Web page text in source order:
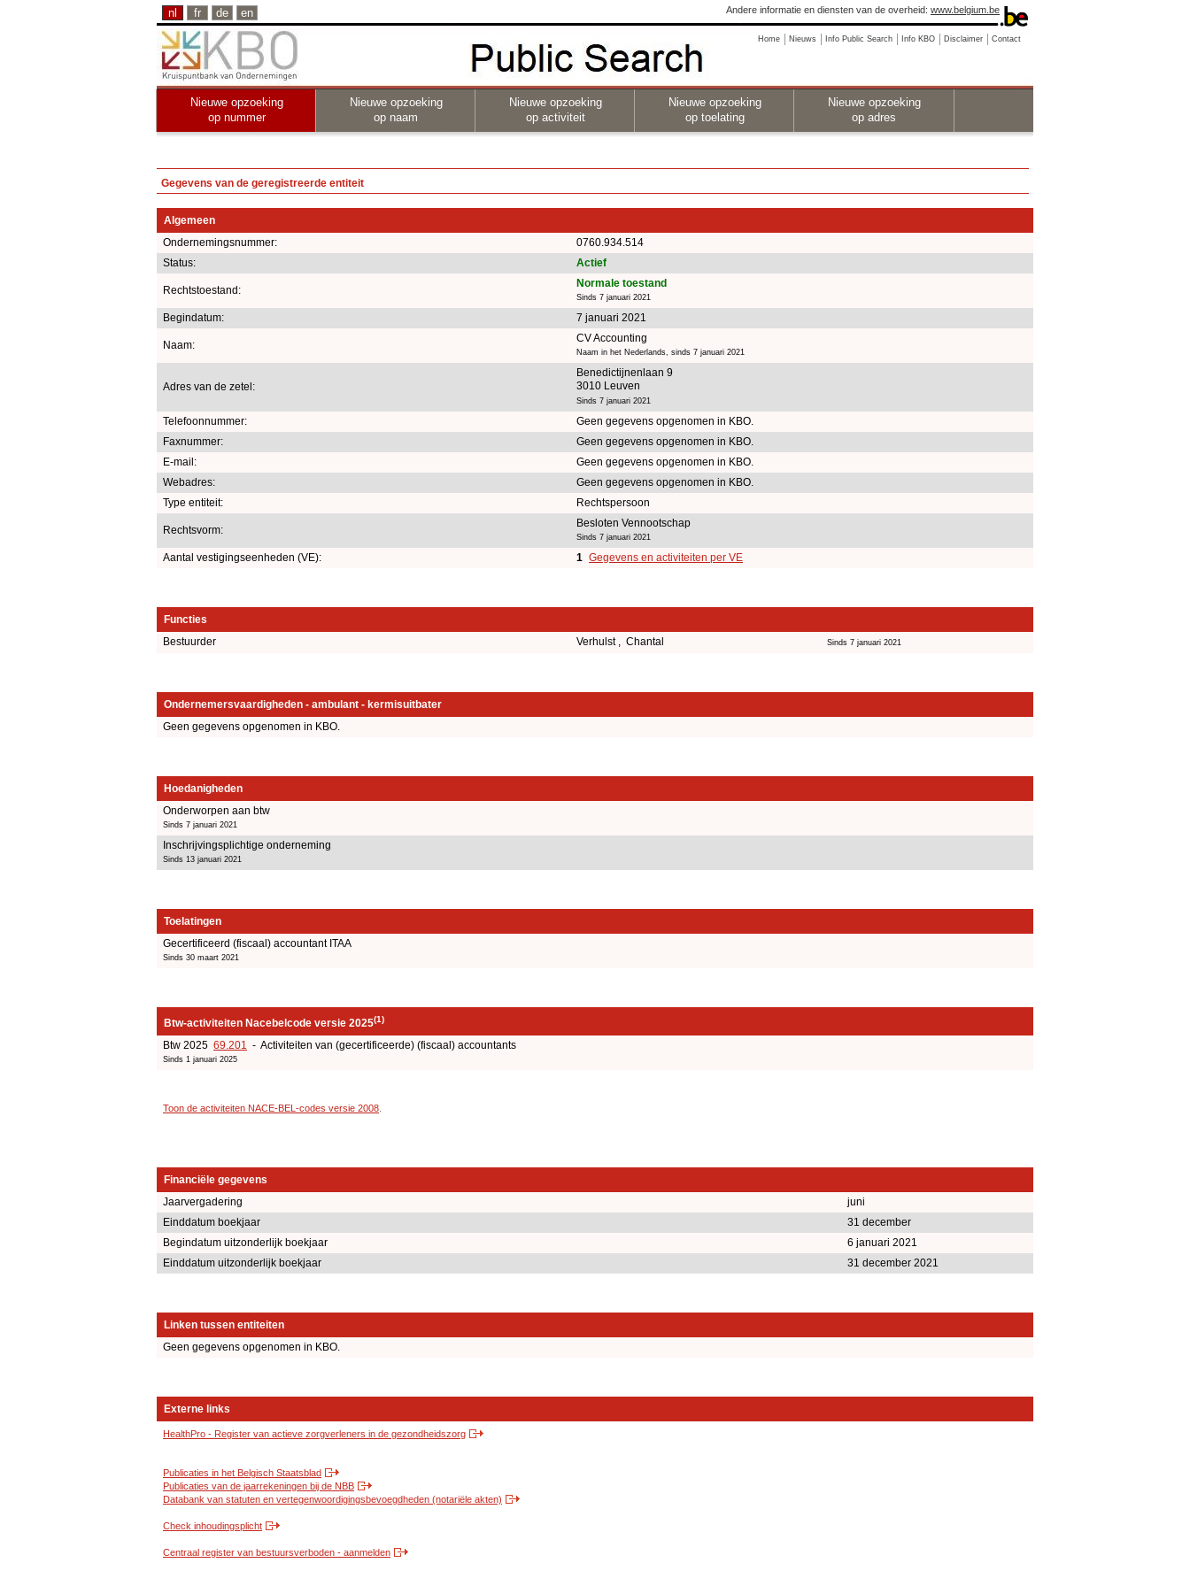
nl fr de en Andere informatie en diensten van de overheid: www.belgium.be
Home Nieuws Info Public Search Info KBO Disclaimer Contact
Nieuwe opzoeking
op nummer
Nieuwe opzoeking
op naam
Nieuwe opzoeking
op activiteit
Nieuwe opzoeking
op toelating
Nieuwe opzoeking
op adres
Gegevens van de geregistreerde entiteit
Algemeen
Ondernemingsnummer:
0760.934.514
Status:
Actief
Rechtstoestand:
Normale toestand
Sinds 7 januari 2021
Begindatum: 7 januari 2021
Naam:
CV Accounting
Naam in het Nederlands, sinds 7 januari 2021
Adres van de zetel:
Benedictijnenlaan 9
3010 Leuven
Sinds 7 januari 2021
Telefoonnummer:
Geen gegevens opgenomen in KBO.
Faxnummer:
Geen gegevens opgenomen in KBO.
E-mail:
Geen gegevens opgenomen in KBO.
Webadres:
Geen gegevens opgenomen in KBO.
Type entiteit:
Rechtspersoon
Rechtsvorm:
Besloten Vennootschap
Sinds 7 januari 2021
Aantal vestigingseenheden (VE): 1 Gegevens en activiteiten per VE
Functies
Bestuurder
Verhulst , Chantal Sinds 7 januari 2021
Ondernemersvaardigheden - ambulant - kermisuitbater
Geen gegevens opgenomen in KBO.
Hoedanigheden
Onderworpen aan btw
Sinds 7 januari 2021
Inschrijvingsplichtige onderneming
Sinds 13 januari 2021
Toelatingen
Gecertificeerd (fiscaal) accountant ITAA
Sinds 30 maart 2021
Btw-activiteiten Nacebelcode versie 2025(1)
Btw 2025 69.201 - Activiteiten van (gecertificeerde) (fiscaal) accountants
Sinds 1 januari 2025
Toon de activiteiten NACE-BEL-codes versie 2008
Financiële gegevens
Jaarvergadering
juni
Einddatum boekjaar
31 december
Begindatum uitzonderlijk boekjaar
6 januari 2021
Einddatum uitzonderlijk boekjaar
31 december 2021
Linken tussen entiteiten
Geen gegevens opgenomen in KBO.
Externe links
HealthPro - Register van actieve zorgverleners in de gezondheidszorg
Publicaties in het Belgisch Staatsblad
Publicaties van de jaarrekeningen bij de NBB
Databank van statuten en vertegenwoordigingsbevoegdheden (notariële akten)
Check inhoudingsplicht
Centraal register van bestuursverboden - aanmelden